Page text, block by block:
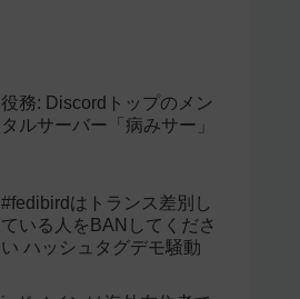
役務: Discordトップのメン
タルサーバー「病みサー」
#fedibirdはトランス差別し
ている人をBANしてくださ
い ハッシュタグデモ騒動